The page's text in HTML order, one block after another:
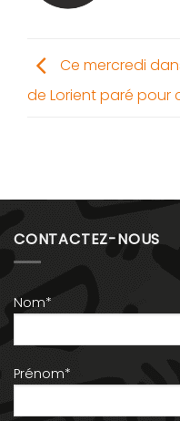
Ce mercredi
de Lorient paré pour
CONTACTEZ-NOUS
Nom*
Prénom*